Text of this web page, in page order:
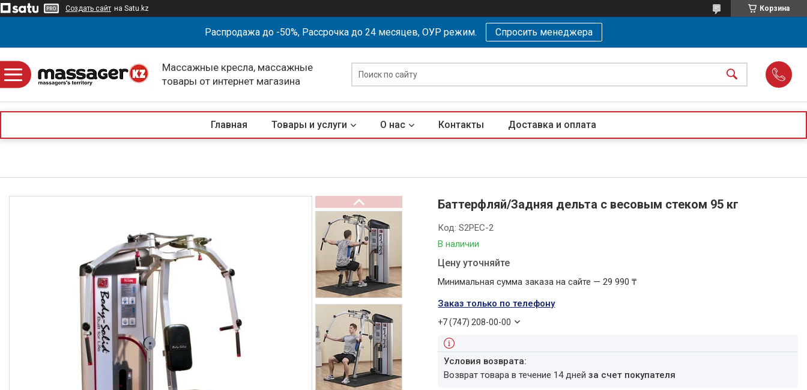
Создать сайт на Satu.kz Корзина
Распродажа до -50%, Рассрочка до 24 месяцев, ОУР режим. Спросить менеджера
Массажные кресла, массажные
товары от интернет магазина
Главная Товары и услуги О нас Контакты Доставка и оплата
Баттерфляй/Задняя дельта с весовым стеком 95 кг
В наличии
Код:S2PEC-2
Цену уточняйте
Минимальная сумма заказа на сайте — 29 990 ₸
Заказ только по телефону
+7 (747) 208-00-00
возврат товара в течение 14 днейза счет покупателя